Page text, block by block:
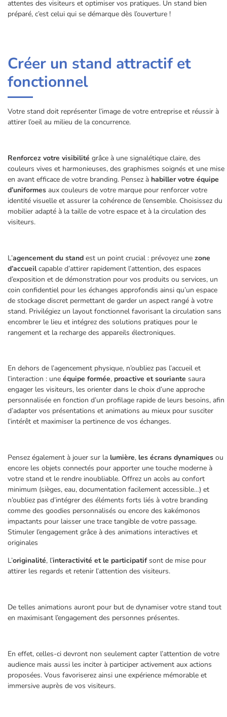
attentes des visiteurs et optimiser vos pratiques. Un stand bien
préparé, c’est celui qui se démarque dès l’ouverture !
Créer un stand attractif et
fonctionnel
Votre stand doit représenter l’image de votre entreprise et réussir à
attirer l’oeil au milieu de la concurrence.
Renforcez votre visibilité grâce à une signalétique claire, des
couleurs vives et harmonieuses, des graphismes soignés et une mise
en avant efficace de votre branding. Pensez à habiller votre équipe
d’uniformes aux couleurs de votre marque pour renforcer votre
identité visuelle et assurer la cohérence de l’ensemble. Choisissez du
mobilier adapté à la taille de votre espace et à la circulation des
visiteurs.
L’agencement du stand est un point crucial : prévoyez une zone
d’accueilcapable d’attirer rapidement l’attention, des espaces
d’exposition et de démonstration pour vos produits ou services, un
coin confidentiel pour les échanges approfondis ainsi qu’un espace
de stockage discret permettant de garder un aspect rangé à votre
stand. Privilégiez un layout fonctionnel favorisant la circulation sans
encombrer le lieu et intégrez des solutions pratiques pour le
rangement et la recharge des appareils électroniques.
En dehors de l’agencement physique, n’oubliez pas l’accueil et
l’interaction : une équipe formée, proactive et souriante saura
engager les visiteurs, les orienter dans le choix d’une approche
personnalisée en fonction d’un profilage rapide de leurs besoins, afin
d’adapter vos présentations et animations au mieux pour susciter
l’intérêt et maximiser la pertinence de vos échanges.
Pensez également à jouer sur la lumière, les écrans dynamiques ou
encore les objets connectés pour apporter une touche moderne à
votre stand et le rendre inoubliable. Offrez un accès au confort
minimum (sièges, eau, documentation facilement accessible…) et
n’oubliez pas d’intégrer des éléments forts liés à votre branding
comme des goodies personnalisés ou encore des kakémonos
impactants pour laisser une trace tangible de votre passage.
Stimuler l’engagement grâce à des animations interactives et
originales
L’originalité, l’interactivité et le participatifsont de mise pour
attirer les regards et retenir l’attention des visiteurs.
De telles animations auront pour but de dynamiser votre stand tout
en maximisant l’engagement des personnes présentes.
En effet, celles-ci devront non seulement capter l’attention de votre
audience mais aussi les inciter à participer activement aux actions
proposées. Vous favoriserez ainsi une expérience mémorable et
immersive auprès de vos visiteurs.